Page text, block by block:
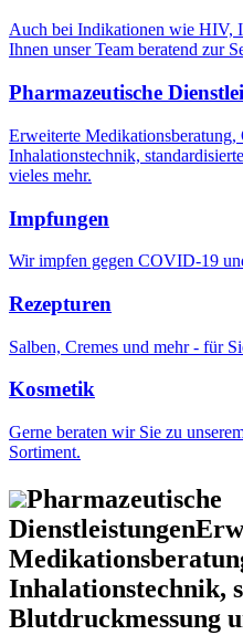
Auch bei Indikationen wie HIV,
Ihnen unser Team beratend zur
Pharmazeutische
Erweiterte Medikationsberatung,
Inhalationstechnik,
vieles mehr.
Impfungen
Wir impfen gegen COVID-19
Rezepturen
Salben, Cremes und mehr - für
Kosmetik
Gerne beraten wir Sie zu
Sortiment.
Pharmazeutische
Dienstleistungen
Inhalationstechnik,
Blutdruckmessung